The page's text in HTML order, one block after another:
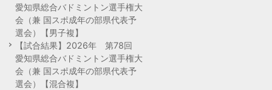
愛知県総合バドミントン選手権大
会（兼 国スポ成年の部県代表予
選会）【男子複】
【試合結果】2026年 第78回
愛知県総合バドミントン選手権大
会（兼 国スポ成年の部県代表予
選会）【混合複】